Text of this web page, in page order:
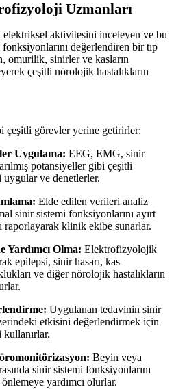
Uzmanları
aktivitesini inceleyen ve bu
değerlendiren bir tıp
omurilik, sinirler ve kasların
çeşitli nörolojik hastalıkların
çeşitli görevler yerine getirirler:
Uygulama: EEG, EMG, sinir
potansiyeller gibi çeşitli
ve denetlerler.
Elde edilen verileri analiz
sinir sistemi fonksiyonlarını ayırt
raporlayarak klinik ekibe sunarlar.
Yardımcı Olma: Elektrofizyolojik
epilepsi, sinir hasarı, kas
ve diğer nörolojik hastalıkların
Uygulanan tedavinin sinir
etkisini değerlendirmek için
Beyin veya
sinir sistemi fonksiyonlarını
yardımcı olurlar.